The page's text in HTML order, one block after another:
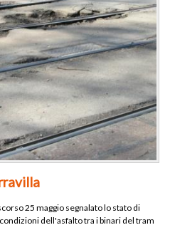
25 maggio segnalato lo stato di
dell'asfalto tra i binari del tram